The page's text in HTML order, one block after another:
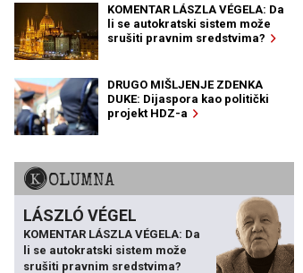
KOMENTAR LÁSZLA VÉGELA: Da
li se autokratski sistem može
srušiti pravnim sredstvima?
DRUGO MIŠLJENJE ZDENKA
DUKE: Dijaspora kao politički
projekt HDZ-a
KOLUMNA
LÁSZLÓ VÉGEL
KOMENTAR LÁSZLA VÉGELA: Da
li se autokratski sistem može
srušiti pravnim sredstvima?